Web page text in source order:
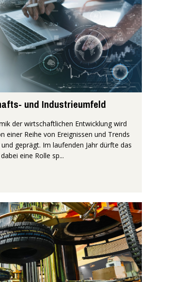
und Industrieumfeld
der wirtschaftlichen Entwicklung wird
einer Reihe von Ereignissen und Trends
geprägt. Im laufenden Jahr dürfte das
eine Rolle sp...